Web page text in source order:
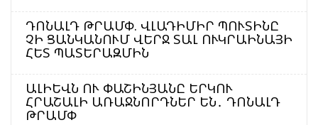
ԴՈՆԱԼԴ ԹՐԱՄՓ. ՎԼԱԴԻՄԻՐ ՊՈՒՏԻՆԸ
ՉԻ ՑԱՆԿԱՆՈՒՄ ՎԵՐՋ ՏԱԼ ՈՒԿՐԱԻՆԱՅԻ
ՀԵՏ ՊԱՏԵՐԱԶՄԻՆ
ԱԼԻԵՎՆ ՈՒ ՓԱՇԻՆՅԱՆԸ ԵՐԿՈՒ
ՀՐԱՇԱԼԻ ԱՌԱՋՆՈՐԴՆԵՐ ԵՆ․ ԴՈՆԱԼԴ
ԹՐԱՄՓ